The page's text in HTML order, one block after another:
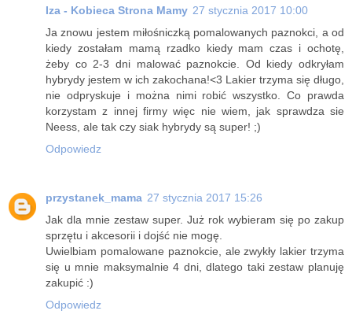
Iza - Kobieca Strona Mamy 27 stycznia 2017 10:00
Ja znowu jestem miłośniczką pomalowanych paznokci, a od
kiedy zostałam mamą rzadko kiedy mam czas i ochotę,
żeby co 2-3 dni malować paznokcie. Od kiedy odkryłam
hybrydy jestem w ich zakochana!<3 Lakier trzyma się długo,
nie odpryskuje i można nimi robić wszystko. Co prawda
korzystam z innej firmy więc nie wiem, jak sprawdza sie
Neess, ale tak czy siak hybrydy są super! ;)
Odpowiedz
przystanek_mama 27 stycznia 2017 15:26
Jak dla mnie zestaw super. Już rok wybieram się po zakup
sprzętu i akcesorii i dojść nie mogę.
Uwielbiam pomalowane paznokcie, ale zwykły lakier trzyma
się u mnie maksymalnie 4 dni, dlatego taki zestaw planuję
zakupić :)
Odpowiedz